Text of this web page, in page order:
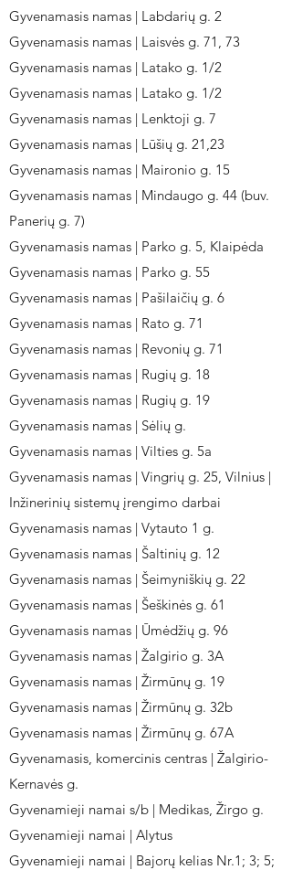
Gyvenamasis namas | Labdarių g. 2
Gyvenamasis namas | Laisvės g. 71, 73
Gyvenamasis namas | Latako g. 1/2
Gyvenamasis namas | Latako g. 1/2
Gyvenamasis namas | Lenktoji g. 7
Gyvenamasis namas | Lūšių g. 21,23
Gyvenamasis namas | Maironio g. 15
Gyvenamasis namas | Mindaugo g. 44 (buv.
Panerių g. 7)
Gyvenamasis namas | Parko g. 5, Klaipėda
Gyvenamasis namas | Parko g. 55
Gyvenamasis namas | Pašilaičių g. 6
Gyvenamasis namas | Rato g. 71
Gyvenamasis namas | Revonių g. 71
Gyvenamasis namas | Rugių g. 18
Gyvenamasis namas | Rugių g. 19
Gyvenamasis namas | Sėlių g.
Gyvenamasis namas | Vilties g. 5a
Gyvenamasis namas | Vingrių g. 25, Vilnius |
Inžinerinių sistemų įrengimo darbai
Gyvenamasis namas | Vytauto 1 g.
Gyvenamasis namas | Šaltinių g. 12
Gyvenamasis namas | Šeimyniškių g. 22
Gyvenamasis namas | Šeškinės g. 61
Gyvenamasis namas | Ūmėdžių g. 96
Gyvenamasis namas | Žalgirio g. 3A
Gyvenamasis namas | Žirmūnų g. 19
Gyvenamasis namas | Žirmūnų g. 32b
Gyvenamasis namas | Žirmūnų g. 67A
Gyvenamasis, komercinis centras | Žalgirio-
Kernavės g.
Gyvenamieji namai s/b | Medikas, Žirgo g.
Gyvenamieji namai | Alytus
Gyvenamieji namai | Bajorų kelias Nr.1; 3; 5;